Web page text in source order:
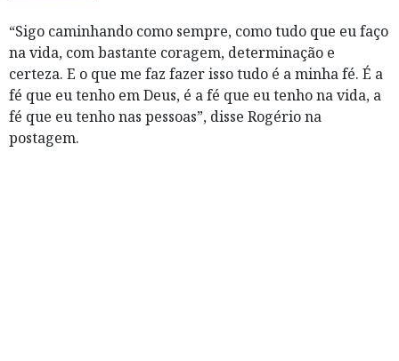
“Sigo caminhando como sempre, como tudo que eu faço
na vida, com bastante coragem, determinação e
certeza. E o que me faz fazer isso tudo é a minha fé. É a
fé que eu tenho em Deus, é a fé que eu tenho na vida, a
fé que eu tenho nas pessoas”, disse Rogério na
postagem.